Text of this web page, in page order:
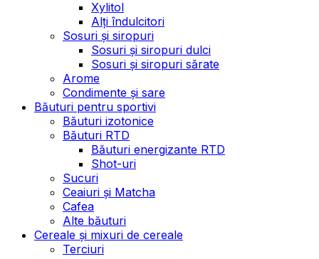
Xylitol
Alți îndulcitori
Sosuri și siropuri
Sosuri și siropuri dulci
Sosuri și siropuri sărate
Arome
Condimente și sare
Băuturi pentru sportivi
Băuturi izotonice
Băuturi RTD
Băuturi energizante RTD
Shot-uri
Sucuri
Ceaiuri și Matcha
Cafea
Alte băuturi
Cereale și mixuri de cereale
Terciuri